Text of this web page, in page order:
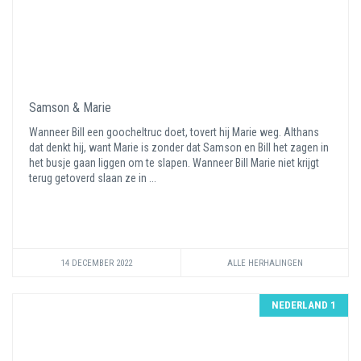
Samson & Marie
Wanneer Bill een goocheltruc doet, tovert hij Marie weg. Althans
dat denkt hij, want Marie is zonder dat Samson en Bill het zagen in
het busje gaan liggen om te slapen. Wanneer Bill Marie niet krijgt
terug getoverd slaan ze in ...
14 DECEMBER 2022 ALLE HERHALINGEN
NEDERLAND 1